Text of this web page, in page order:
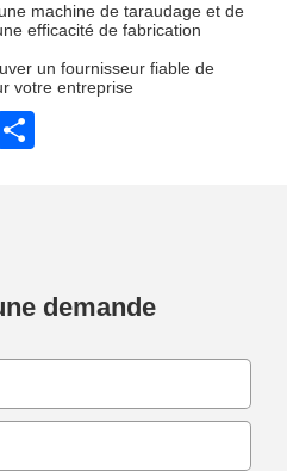
machine de taraudage et de
efficacité de fabrication
un fournisseur fiable de
votre entreprise
demande